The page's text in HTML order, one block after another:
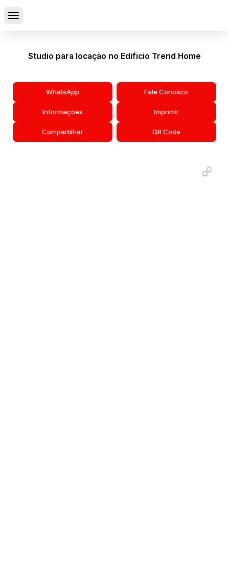
Studio para locação no Edificio Trend Home
WhatsApp Fale Conosco
Informações Imprimir
Compartilhar QR Code